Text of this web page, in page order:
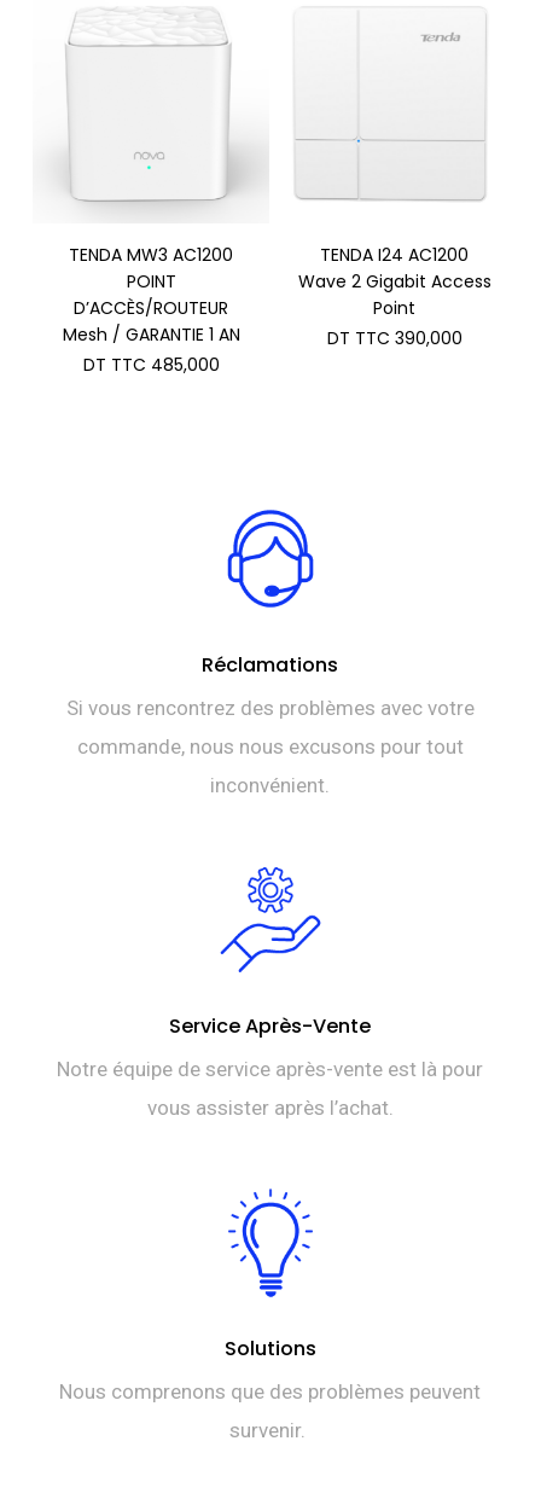
TENDA MW3 AC1200
POINT
D’ACCÈS/ROUTEUR
Mesh / GARANTIE 1 AN
DT TTC 485,000
TENDA I24 AC1200
Wave 2 Gigabit Access
Point
DT TTC 390,000
Réclamations
Si vous rencontrez des problèmes avec votre
commande, nous nous excusons pour tout
inconvénient.
Service Après-Vente
Notre équipe de service après-vente est là pour
vous assister après l’achat.
Solutions
Nous comprenons que des problèmes peuvent
survenir.